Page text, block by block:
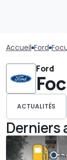
Accueil Ford
Ford
ACTUALITÉS